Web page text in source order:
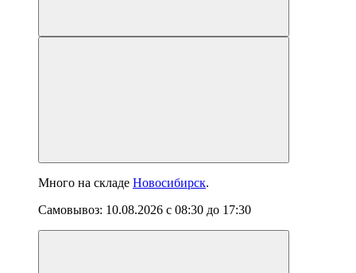
Много на складе Новосибирск.
Самовывоз: 10.08.2026 с 08:30 до 17:30